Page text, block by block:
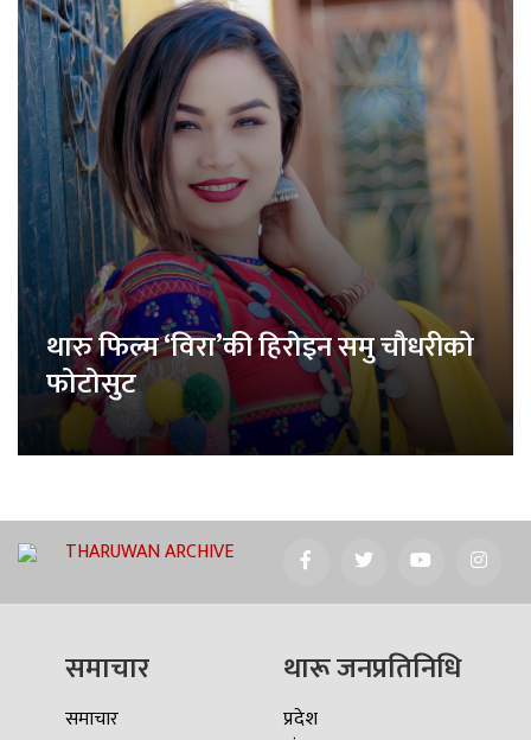
थारु फिल्म ‘विरा’की हिरोइन समु चौधरीको
फोटोसुट
THARUWAN ARCHIVE
समाचार
समाचार
थारू जनप्रतिनिधि
प्रदेश